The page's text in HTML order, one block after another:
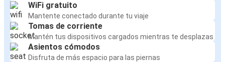
WiFi gratuito
Mantente conectado durante tu viaje
Tomas de corriente
Mantén tus dispositivos cargados mientras te desplazas
Asientos cómodos
Disfruta de más espacio para las piernas